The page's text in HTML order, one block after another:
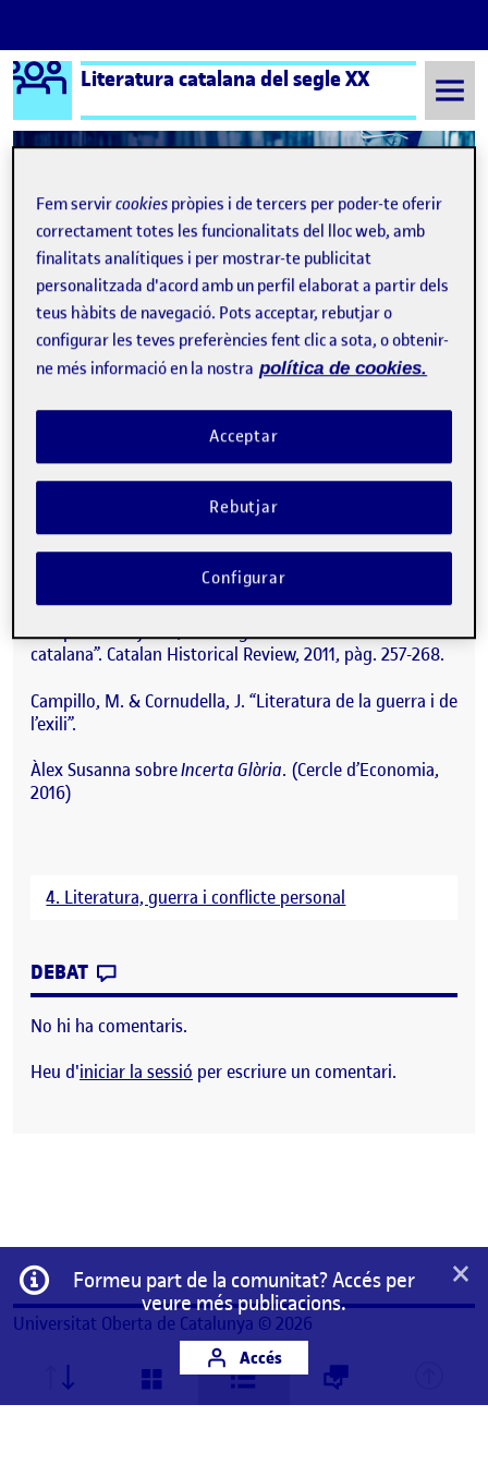
Saltar al contingut
Logo Ágora
Literatura catalana del segle XX
Semestre 20212 - Aula 1 21 Maig, 2023
21 Maig, 2023
Publicat perPAC4 INCERTA GLÒRIA – ROGER ANGLÈS
Publicat per
Roger Anglès Devesa
Molas, J. & Triadú, J. “La literatura catalana durant la
guerra civil” (Enregistrament. Ateneu Barcelonès, 1986).
Error on kaltura services.
Campillo i Guajardo, M. “La guerra civil en la narrativa
catalana”. Catalan Historical Review, 2011, pàg. 257-268.
Campillo, M. & Cornudella, J. “Literatura de la guerra i de
l’exili”.
Àlex Susanna sobreIncerta Glòria. (Cercle d’Economia,
2016)
4. Literatura, guerra i conflicte personal
DEBAT
No hi ha comentaris.
Heu d'iniciar la sessió per escriure un comentari.
Informació
Formeu part de la comunitat? Accés per
veure més publicacions.
Accés
×
Universitat Oberta de Catalunya © 2026
Fem servircookies pròpies i de tercers per poder-te oferir
correctament totes les funcionalitats del lloc web, amb
finalitats analítiques i per mostrar-te publicitat
personalitzada d'acord amb un perfil elaborat a partir dels
teus hàbits de navegació. Pots acceptar, rebutjar o
configurar les teves preferències fent clic a sota, o obtenir-
ne més informació en la nostra política de cookies.
Rebutjar
Acceptar
Configurar